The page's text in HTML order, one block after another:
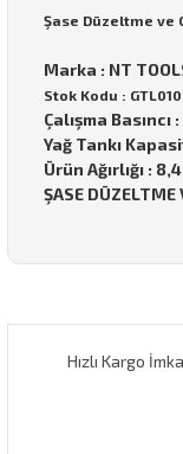
Şase Düzeltme ve
Marka : NT
Stok Kodu :
Çalışma Basıncı
Yağ Tankı
Ürün Ağırlığı :
ŞASE DÜZELTME
Görüş ve
Hızlı Kargo